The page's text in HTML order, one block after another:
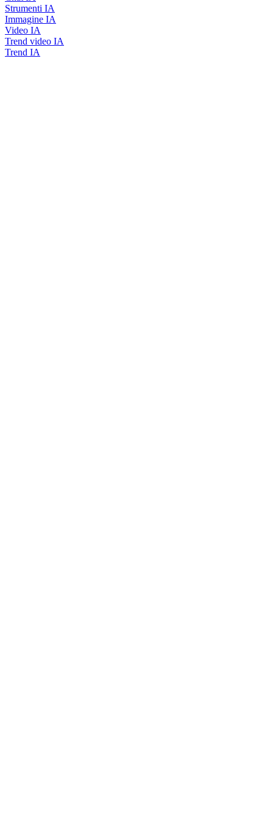
Strumenti IA
Immagine IA
Video IA
Trend video IA
Trend IA